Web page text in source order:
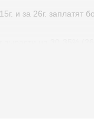
и за 26г. заплатят